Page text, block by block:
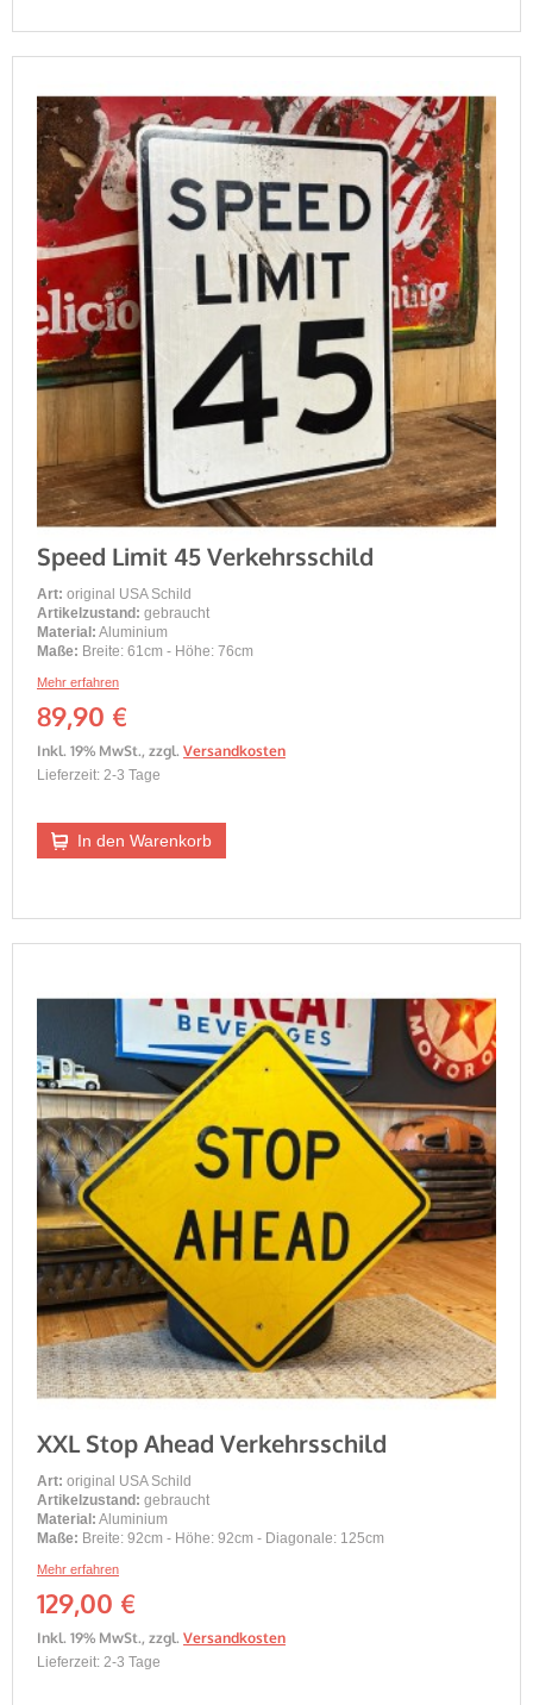
Speed Limit 45 Verkehrsschild
Art: original USA Schild
Artikelzustand: gebraucht
Material: Aluminium
Maße: Breite: 61cm - Höhe: 76cm
Mehr erfahren
89,90 €
Inkl. 19% MwSt., zzgl. Versandkosten
Lieferzeit: 2-3 Tage
In den Warenkorb
XXL Stop Ahead Verkehrsschild
Art: original USA Schild
Artikelzustand: gebraucht
Material: Aluminium
Maße: Breite: 92cm - Höhe: 92cm - Diagonale: 125cm
Mehr erfahren
129,00 €
Inkl. 19% MwSt., zzgl. Versandkosten
Lieferzeit: 2-3 Tage